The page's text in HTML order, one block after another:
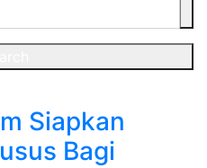
Siapkan
Bagi